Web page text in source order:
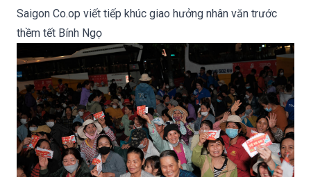
Saigon Co.op viết tiếp khúc giao hưởng nhân văn trước
thềm tết Bính Ngọ